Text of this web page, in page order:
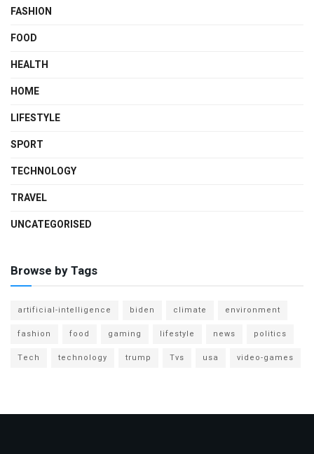
FASHION
FOOD
HEALTH
HOME
LIFESTYLE
SPORT
TECHNOLOGY
TRAVEL
UNCATEGORISED
Browse by Tags
artificial-intelligence biden climate
environment
fashion
food gaming lifestyle news
politics
Tech
technology trump Tvs usa video-games